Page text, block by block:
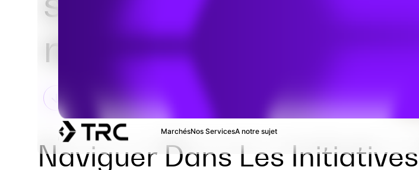
MarchésNos ServicesA notre sujet
réglementaire
Naviguer Dans Les